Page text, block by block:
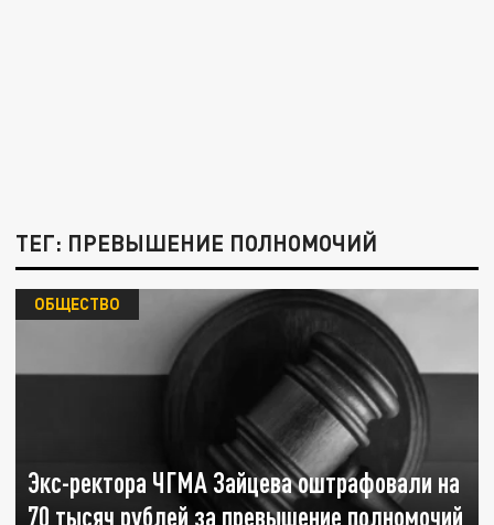
ТЕГ: ПРЕВЫШЕНИЕ ПОЛНОМОЧИЙ
Экс-ректора ЧГМА Зайцева оштрафовали на
70 тысяч рублей за превышение полномочий
ОБЩЕСТВО